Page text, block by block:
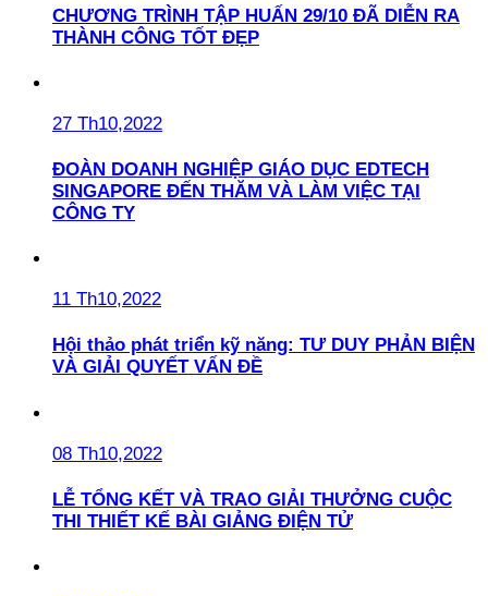
CHƯƠNG TRÌNH TẬP HUẤN 29/10 ĐÃ DIỄN RA
THÀNH CÔNG TỐT ĐẸP
27 Th10,2022
ĐOÀN DOANH NGHIỆP GIÁO DỤC EDTECH
SINGAPORE ĐẾN THĂM VÀ LÀM VIỆC TẠI
CÔNG TY
11 Th10,2022
Hội thảo phát triển kỹ năng: TƯ DUY PHẢN BIỆN
VÀ GIẢI QUYẾT VẤN ĐỀ
08 Th10,2022
LỄ TỔNG KẾT VÀ TRAO GIẢI THƯỞNG CUỘC
THI THIẾT KẾ BÀI GIẢNG ĐIỆN TỬ